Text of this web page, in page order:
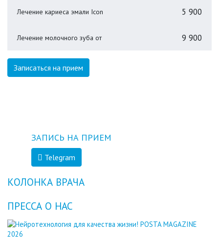
Лечение кариеса эмали Icon 5 900
Лечение молочного зуба от 9 900
Записаться на прием
ЗАПИСЬ НА ПРИЕМ
Telegram
КОЛОНКА ВРАЧА
ПРЕССА О НАС